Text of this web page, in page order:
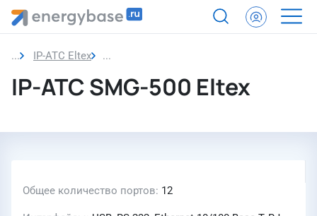
IP-АТС Eltex IP-АТС SMG-500 Eltex
IP-АТС SMG-500 Eltex
Общее количество портов 12